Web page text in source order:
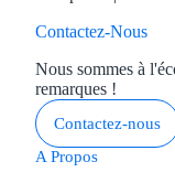
Contactez-Nous
Nous sommes à
remarques !
Contactez-nous
A Propos